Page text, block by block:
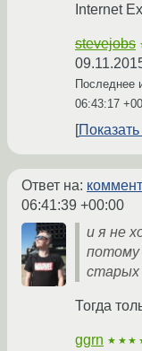
Internet
stevejobs
Последнее
06:43:17
Ответ на:
06:41:39 +00:00
и я не
потому
старых
Тогда
ggrn